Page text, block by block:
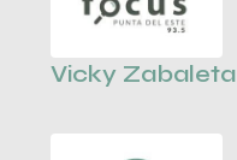
Vicky Zabaleta